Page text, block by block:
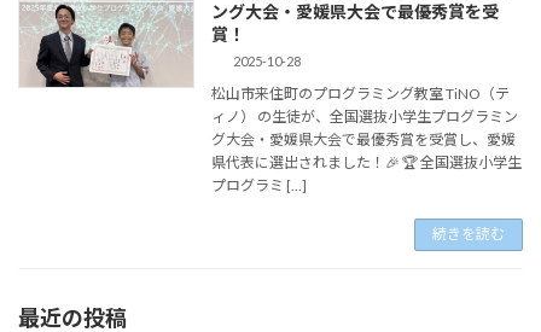
ング大会・愛媛県大会で最優秀賞を受
賞！
2025-10-28
松山市来住町のプログラミング教室 TiNO（テ
ィノ） の生徒が、全国選抜小学生プログラミン
グ大会・愛媛県大会で最優秀賞を受賞し、愛媛
県代表に選出されました！🎉 🏆 全国選抜小学生
プログラミ […]
続きを読む
最近の投稿